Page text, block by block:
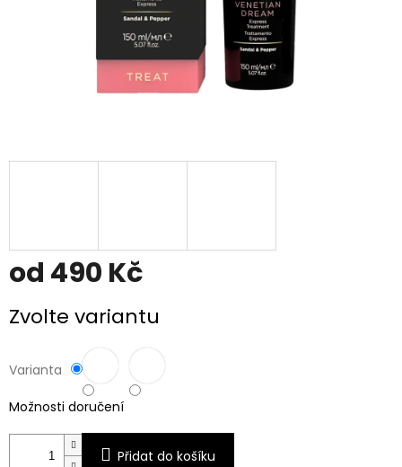
od 490 Kč
cena:
Zvolte variantu
Varianta
Možnosti doručení
Přidat do košíku